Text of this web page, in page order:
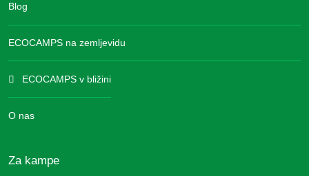
Blog
ECOCAMPS na zemljevidu
ECOCAMPS v bližini
O nas
Za kampe